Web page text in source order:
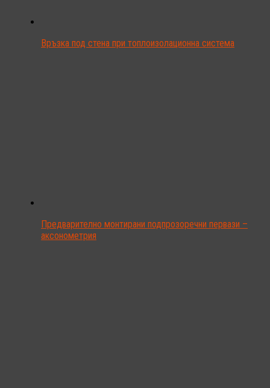
Връзка под стена при топлоизолационна система
Предварително монтирани подпрозоречни первази –
аксонометрия